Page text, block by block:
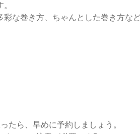
な巻き方、ちゃんとした巻き方な
たら、早めに予約しましょう。